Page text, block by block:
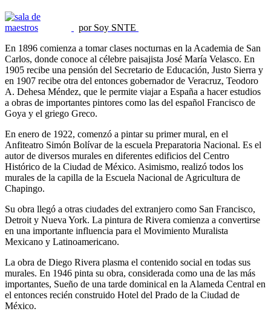
por Soy SNTE
En 1896 comienza a tomar clases nocturnas en la Academia de San
Carlos, donde conoce al célebre paisajista José María Velasco. En
1905 recibe una pensión del Secretario de Educación, Justo Sierra y
en 1907 recibe otra del entonces gobernador de Veracruz, Teodoro
A. Dehesa Méndez, que le permite viajar a España a hacer estudios
a obras de importantes pintores como las del español Francisco de
Goya y el griego Greco.
En enero de 1922, comenzó a pintar su primer mural, en el
Anfiteatro Simón Bolívar de la escuela Preparatoria Nacional. Es el
autor de diversos murales en diferentes edificios del Centro
Histórico de la Ciudad de México. Asimismo, realizó todos los
murales de la capilla de la Escuela Nacional de Agricultura de
Chapingo.
Su obra llegó a otras ciudades del extranjero como San Francisco,
Detroit y Nueva York. La pintura de Rivera comienza a convertirse
en una importante influencia para el Movimiento Muralista
Mexicano y Latinoamericano.
La obra de Diego Rivera plasma el contenido social en todas sus
murales. En 1946 pinta su obra, considerada como una de las más
importantes, Sueño de una tarde dominical en la Alameda Central en
el entonces recién construido Hotel del Prado de la Ciudad de
México.